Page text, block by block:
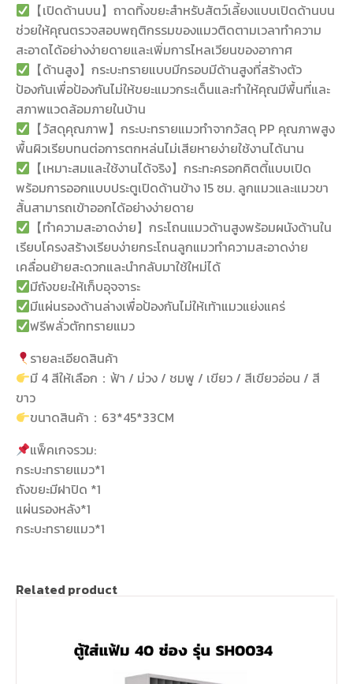
【เปิดด้านบน】ถาดทิ้งขยะสำหรับสัตว์เลี้ยงแบบเปิดด้านบน
ช่วยให้คุณตรวจสอบพฤติกรรมของแมวติดตามเวลาทำความ
สะอาดได้อย่างง่ายดายและเพิ่มการไหลเวียนของอากาศ
【ด้านสูง】กระบะทรายแบบมีกรอบมีด้านสูงที่สร้างตัว
ป้องกันเพื่อป้องกันไม่ให้ขยะแมวกระเด็นและทำให้คุณมีพื้นที่และ
สภาพแวดล้อมภายในบ้าน
【วัสดุคุณภาพ】กระบะทรายแมวทำจากวัสดุ PP คุณภาพสูง
พื้นผิวเรียบทนต่อการตกหล่นไม่เสียหายง่ายใช้งานได้นาน
【เหมาะสมและใช้งานได้จริง】กระทะครอกคิตตี้แบบเปิด
พร้อมการออกแบบประตูเปิดด้านข้าง 15 ซม. ลูกแมวและแมวขา
สั้นสามารถเข้าออกได้อย่างง่ายดาย
【ทำความสะอาดง่าย】กระโถนแมวด้านสูงพร้อมผนังด้านใน
เรียบโครงสร้างเรียบง่ายกระโถนลูกแมวทำความสะอาดง่าย
เคลื่อนย้ายสะดวกและนำกลับมาใช้ใหม่ได้
มีถังขยะให้เก็บอุจจาระ
มีแผ่นรองด้านล่างเพื่อป้องกันไม่ให้เท้าแมวแย่งแคร่
ฟรีพลั่วตักทรายแมว
รายละเอียดสินค้า
มี 4 สีให้เลือก：ฟ้า / ม่วง / ชมพู / เขียว / สีเขียวอ่อน / สี
ขาว
ขนาดสินค้า：63*45*33CM
แพ็คเกจรวม:
กระบะทรายแมว*1
ถังขยะมีฝาปิด *1
แผ่นรองหลัง*1
กระบะทรายแมว*1
Related product